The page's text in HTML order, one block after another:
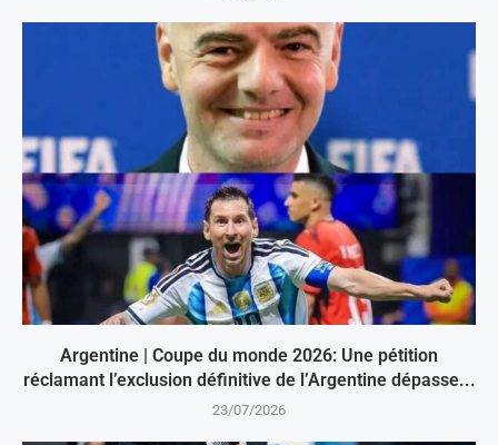
Argentine | Coupe du monde 2026: Une pétition
réclamant l’exclusion définitive de l’Argentine dépasse...
23/07/2026